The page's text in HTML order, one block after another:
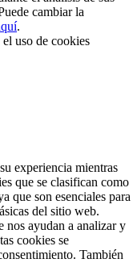
cambiar la
.
uso de cookies
experiencia mientras
que se clasifican como
que son esenciales para
del sitio web.
nos ayudan a analizar y
cookies se
También